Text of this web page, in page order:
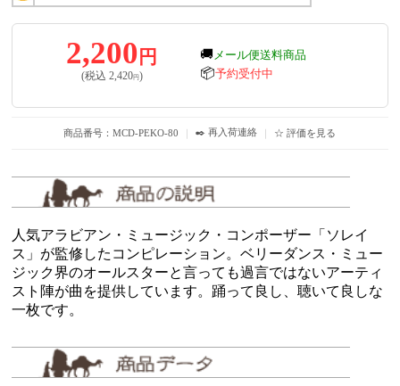
2,200 円
(税込 2,420円)
🚚 メール便送料商品
📦予約受付中
商品番号：MCD-PEKO-80 ｜ ✒️ 再入荷連絡 ｜ ☆ 評価を見る
人気アラビアン・ミュージック・コンポーザー「ソレイ
ス」が監修したコンピレーション。ベリーダンス・ミュー
ジック界のオールスターと言っても過言ではないアーティ
スト陣が曲を提供しています。踊って良し、聴いて良しな
一枚です。